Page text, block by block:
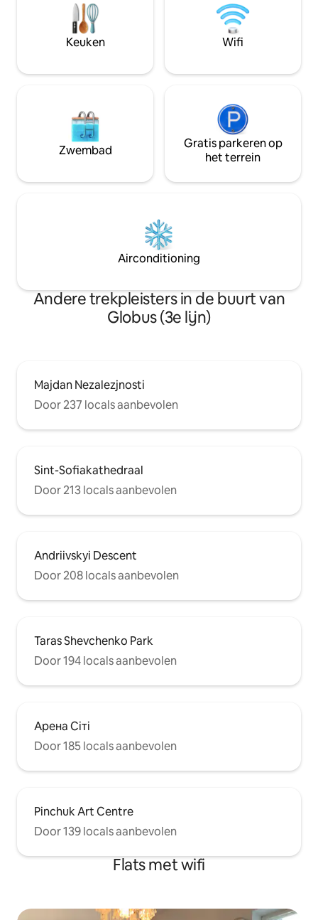
fotograferen en adverteren kun je
contact opnemen met de verhuurder
voordat je reserveert - andere tarieven
zijn van toepassing. We verhuren niet
van de stad Kiev.
zonsondergang
van de moderne
Keuken Wifi
Zwembad
Gratis parkeren op
het terrein
Airconditioning
Andere trekpleisters in de buurt van
Globus (3e lijn)
Majdan Nezalezjnosti
Door 237 locals aanbevolen
Sint-Sofiakathedraal
Door 213 locals aanbevolen
Andriivskyi Descent
Door 208 locals aanbevolen
Taras Shevchenko Park
Door 194 locals aanbevolen
Арена Сіті
Door 185 locals aanbevolen
Pinchuk Art Centre
Door 139 locals aanbevolen
Flats met wifi